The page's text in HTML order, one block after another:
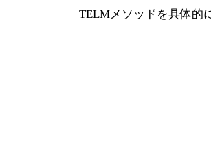
TELMメソッドを具体的